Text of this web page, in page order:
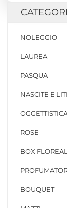
NOLEGGIO
LAUREA
PASQUA
NASCITE E
ROSE
BOX
BOUQUET